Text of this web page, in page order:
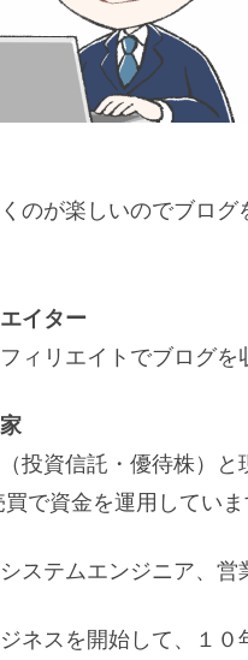
のが楽しいのでブロ
イター
ィリエイトでブログを
投資信託・優待株）と
で資金を運用していま
ステムエンジニア、
ネスを開始して、１